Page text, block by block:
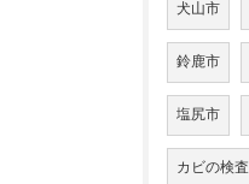
犬山市
鈴鹿市
塩尻市
カビの検査